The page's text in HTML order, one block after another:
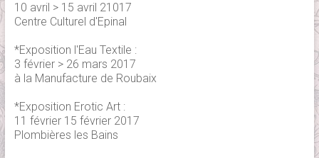
10 avril > 15 avril 21017
Centre Culturel d'Epinal
*Exposition l'Eau Textile :
3 février > 26 mars 2017
à la Manufacture de Roubaix
*Exposition Erotic Art :
11 février 15 février 2017
Plombières les Bains